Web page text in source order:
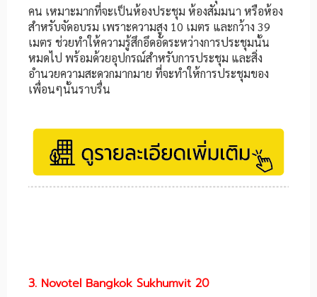
คน เหมาะมากที่จะเป็นห้องประชุม ห้องสัมมนา หรือห้อง
สำหรับจัดอบรม เพราะความสูง 10 เมตร และกว้าง 39
เมตร ช่วยทำให้ความรู้สึกอึดอัดระหว่างการประชุมนั้น
หมดไป พร้อมด้วยอุปกรณ์สำหรับการประชุม และสิ่ง
อำนวยความสะดวกมากมาย ที่จะทำให้การประชุมของ
เพื่อนๆนั้นราบรื่น
3. Novotel Bangkok Sukhumvit 20